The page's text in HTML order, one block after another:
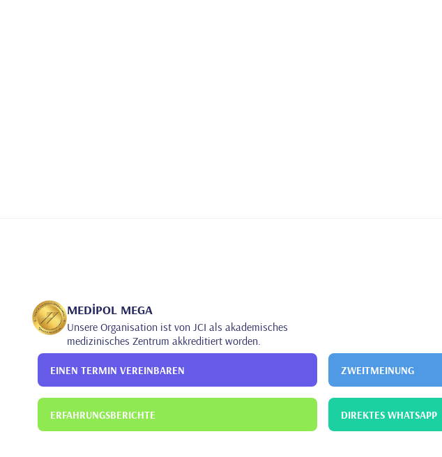
MEDİPOL MEGA
Unsere Organisation ist von JCI als akademisches
medizinisches Zentrum akkreditiert worden.
EINEN TERMIN VEREINBAREN ZWEITMEINUNG
ERFAHRUNGSBERICHTE DIREKTES WHATSAPP